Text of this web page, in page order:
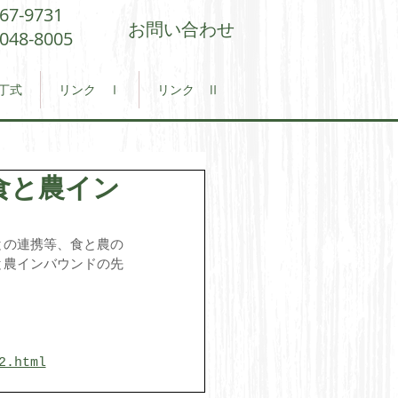
9731
8005
式 リンク Ⅰ リンク Ⅱ
お問い合わせ
と農イン
連携等、食と農の
インバウンドの先